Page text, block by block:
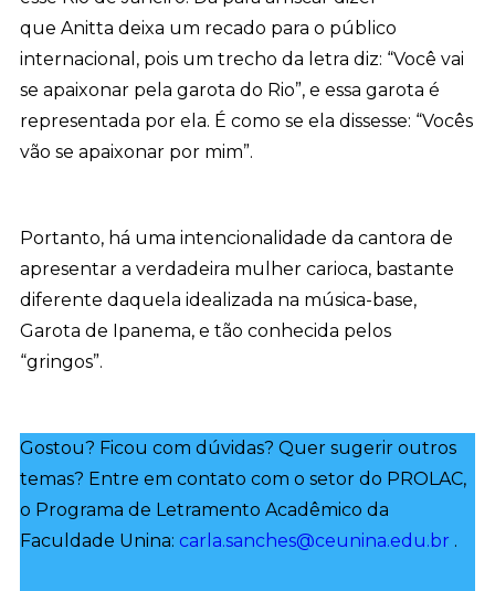
que Anitta deixa um recado para o público
internacional, pois um trecho da letra diz: “Você vai
se apaixonar pela garota do Rio”, e essa garota é
representada por ela. É como se ela dissesse: “Vocês
vão se apaixonar por mim”.
Portanto, há uma intencionalidade da cantora de
apresentar a verdadeira mulher carioca, bastante
diferente daquela idealizada na música-base,
Garota de Ipanema, e tão conhecida pelos
“gringos”.
Gostou? Ficou com dúvidas? Quer sugerir outros
temas? Entre em contato com o setor do PROLAC,
o Programa de Letramento Acadêmico da
Faculdade Unina: carla.sanches@ceunina.edu.br .